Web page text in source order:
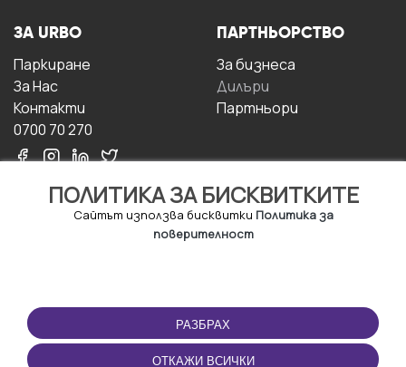
ПОЛИТИКА ЗА БИСКВИТКИТЕ
Сайтът използва бисквитки Политика за
поверителност
РАЗБРАХ
ОТКАЖИ ВСИЧКИ
ЗА URBO
Паркиране
За Hас
Контакти
0700 70 270
ПАРТНЬОРСТВО
За бизнесa
Дилъри
Партньори
ПОЛЗВАНЕ
Правила и условия за
ползване
ПРИЛОЖЕНИЕТО